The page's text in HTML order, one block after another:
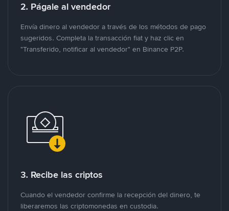
2. Págale al vendedor
Envía dinero al vendedor a través de los métodos de pago
sugeridos. Completa la transacción fiat y haz clic en
"Transferido, notificar al vendedor" en Binance P2P.
3. Recibe las criptos
Cuando el vendedor confirme la recepción del dinero, te
liberaremos las criptomonedas en custodia.